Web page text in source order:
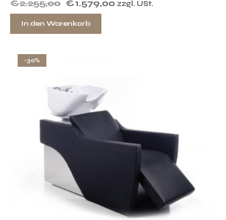
€2.255,00 €1.579,00 zzgl. USt.
In den Warenkorb
-30%